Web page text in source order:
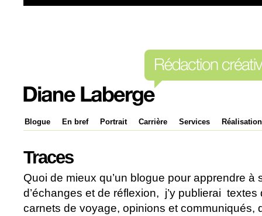
Blogue En bref Portrait Carrière Services
Traces
Quoi de mieux qu’un blogue pour apprendre à
d’échanges et de réflexion, j’y publierai textes
carnets de voyage, opinions et communiqués,